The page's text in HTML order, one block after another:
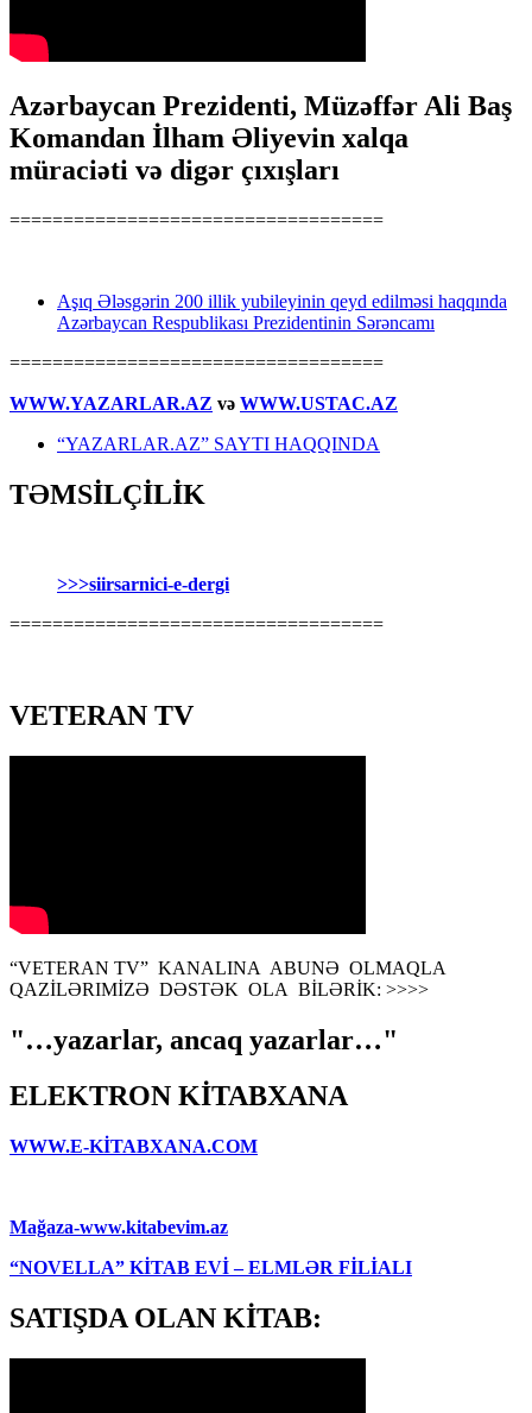
Azərbaycan Prezidenti, Müzəffər Ali Baş
Komandan İlham Əliyevin xalqa
müraciəti və digər çıxışları
===================================
Aşıq Ələsgərin 200 illik yubileyinin qeyd edilməsi haqqında
Azərbaycan Respublikası Prezidentinin Sərəncamı
===================================
WWW.YAZARLAR.AZ və WWW.USTAC.AZ
“YAZARLAR.AZ” SAYTI HAQQINDA
TƏMSİLÇİLİK
>>>siirsarnici-e-dergi
===================================
VETERAN TV
“VETERAN TV” KANALINA ABUNƏ OLMAQLA
QAZİLƏRIMİZƏ DƏSTƏK OLA BİLƏRİK: >>>>
"…yazarlar, ancaq yazarlar…"
ELEKTRON KİTABXANA
WWW.E-KİTABXANA.COM
Mağaza-www.kitabevim.az
“NOVELLA” KİTAB EVİ – ELMLƏR FİLİALI
SATIŞDA OLAN KİTAB: